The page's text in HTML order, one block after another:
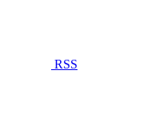
RSS